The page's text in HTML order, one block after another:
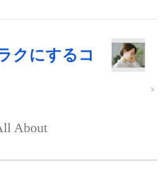
クにするコ
About